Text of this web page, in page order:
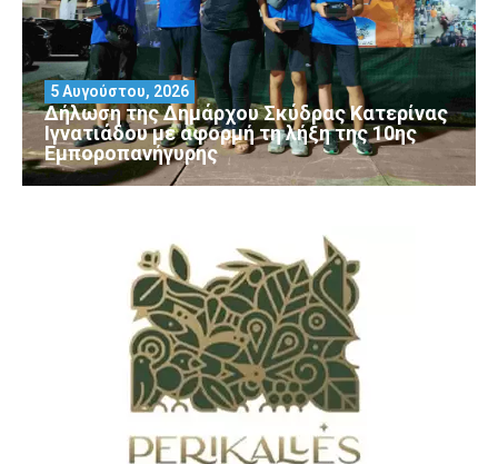
Δήλωση της Δημάρχου Σκύδρας Κατερίνας
Ιγνατιάδου με αφορμή τη λήξη της 10ης
Εμποροπανήγυρης
5 Αυγούστου, 2026